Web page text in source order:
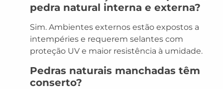
pedra natural interna e externa?
Sim. Ambientes externos estão expostos a
intempéries e requerem selantes com
proteção UV e maior resistência à umidade.
Pedras naturais manchadas têm
conserto?